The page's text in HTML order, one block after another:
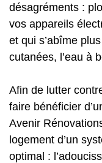
désagréments :
vos appareils
et qui s’abîme
cutanées, l’eau à
Afin de lutter
faire bénéficier
Avenir
logement d’un
optimal :